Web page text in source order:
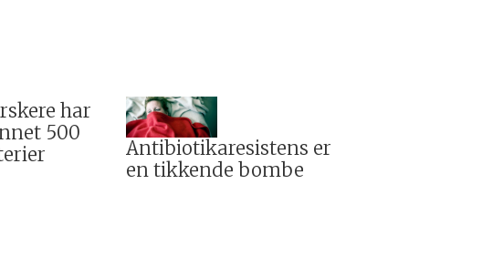
har
500
Antibiotikaresistens er
en tikkende bombe